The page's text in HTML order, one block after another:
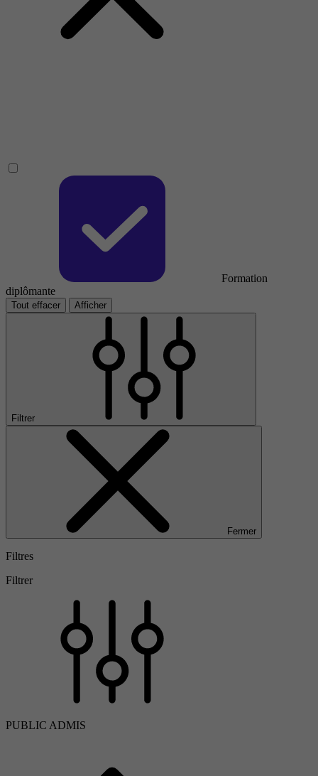
Formation
diplômante
Tout effacer Afficher
Filtrer
Fermer
Filtres
Filtrer
PUBLIC ADMIS